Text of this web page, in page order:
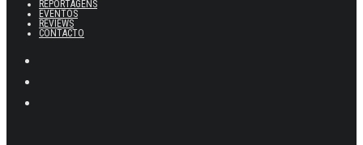
REPORTAGENS
EVENTOS
REVIEWS
CONTACTO